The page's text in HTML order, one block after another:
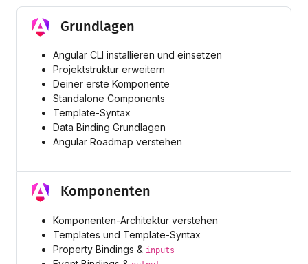
Grundlagen
Angular CLI installieren und einsetzen
Projektstruktur erweitern
Deiner erste Komponente
Standalone Components
Template-Syntax
Data Binding Grundlagen
Angular Roadmap verstehen
Komponenten
Komponenten-Architektur verstehen
Templates und Template-Syntax
Property Bindings & inputs